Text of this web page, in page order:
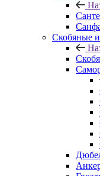
Скобяные